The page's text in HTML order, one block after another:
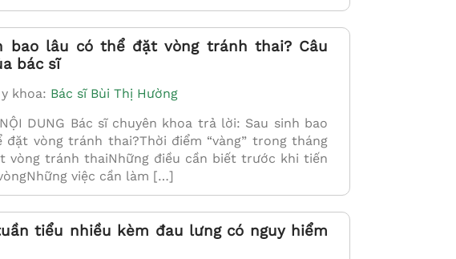
bao lâu có thể đặt vòng tránh thai? Câu
bác sĩ
khoa: Bác sĩ Bùi Thị Hường
DUNG Bác sĩ chuyên khoa trả lời: Sau sinh bao
đặt vòng tránh thai?Thời điểm “vàng” trong tháng
vòng tránh thaiNhững điều cần biết trước khi tiến
việc cần làm […]
tiểu nhiều kèm đau lưng có nguy hiểm